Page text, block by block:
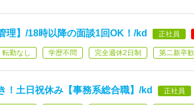
理】/18時以降の面談1回OK！/kd 正社員
転勤なし 学歴不問 完全週休2日制 第二新卒
！土日祝休み【事務系総合職】/kd 正社員